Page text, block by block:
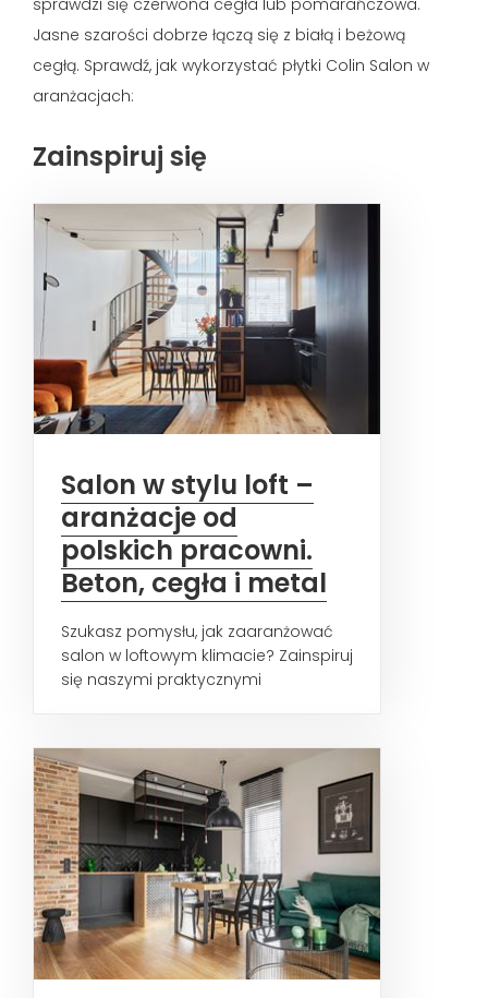
Jasne szarości dobrze łączą się z białą i beżową
cegłą. Sprawdź, jak wykorzystać płytki Colin Salon w
aranżacjach:
Zainspiruj się
Salon w stylu loft –
aranżacje od
polskich pracowni.
Beton, cegła i metal
Szukasz pomysłu, jak zaaranżować
salon w loftowym klimacie? Zainspiruj
się naszymi praktycznymi